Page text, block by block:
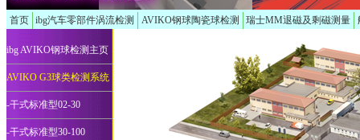
首页 ibg汽车零部件涡流检测 AVIKO钢球陶瓷球检测 瑞士MM退磁及剩磁测量
ibg AVIKO钢球检测主页
AVIKO G3球类检测系统
-干式标准型02-30
-干式标准型30-100